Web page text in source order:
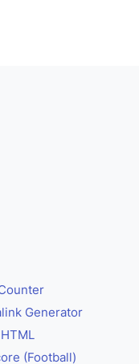
Generator
(Football)